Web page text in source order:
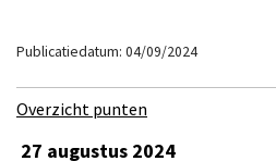
Publicatiedatum: 04/09/2024
Overzicht punten
27 augustus 2024